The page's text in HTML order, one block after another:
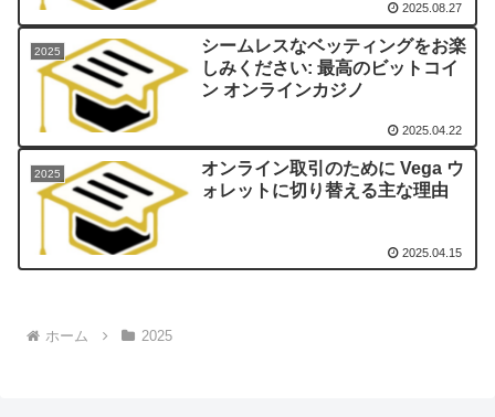
2025.08.27
2025
シームレスなベッティングをお楽
しみください: 最高のビットコイ
ン オンラインカジノ
2025.04.22
2025
オンライン取引のために Vega ウ
ォレットに切り替える主な理由
2025.04.15
ホーム 2025